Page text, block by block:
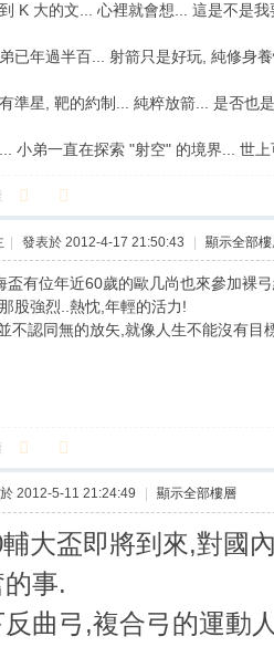
K 大的文... 心裡就會想... 這是不是
已年過半百... 射箭只是好玩, 純修身養
準星, 靶的約制... 純粹放箭... 是否也是
小弟一直在探索 "射空" 的境界... 世
| 發表於 2012-4-17 21:50:43 | 顯示全部樓
盃有位年近60歲的歐几尚也來參加裸
股強烈..熱忱,年輕的活力!
並不認同無的放矢,就像人生不能沒有
2012-5-11 21:24:49 顯示全部樓層
大盃即將到來,對國
事.
反曲弓,複合弓的運動